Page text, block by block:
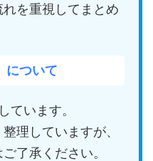
を重視してまとめ
について
ています。
理していますが、
了承ください。